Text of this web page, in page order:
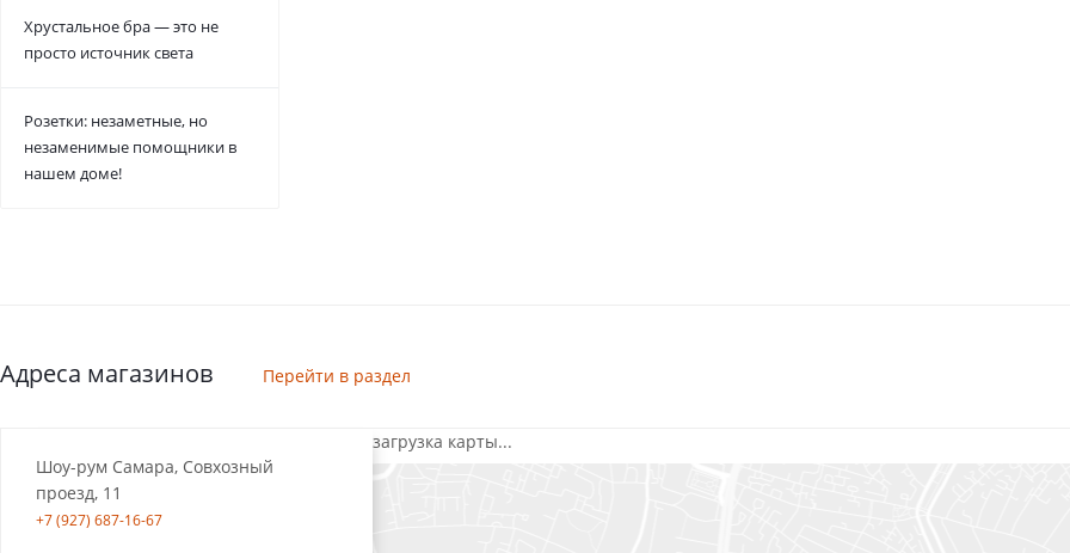
Хрустальное бра — это не
просто источник света
Розетки: незаметные, но
незаменимые помощники в
нашем доме!
Адреса магазинов Перейти в раздел
Шоу-рум Самара, Совхозный
проезд, 11
+7 (927) 687-16-67
загрузка карты...